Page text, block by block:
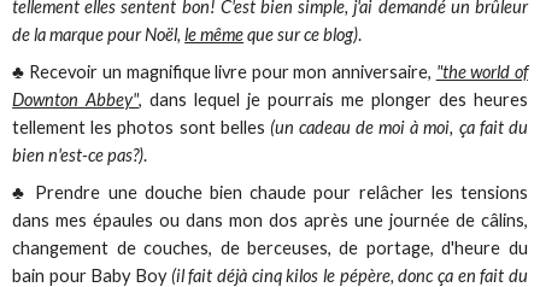
tellement elles sentent bon! C'est bien simple, j'ai demandé un brûleur
de la marque pour Noël,le mêmeque sur ce blog).
♣ Recevoir un magnifique livre pour mon anniversaire, "the world of
Downton Abbey", dans lequel je pourrais me plonger des heures
tellement les photos sont belles (un cadeau de moi à moi, ça fait du
bien n'est-ce pas?).
♣ Prendre une douche bien chaude pour relâcher les tensions
dans mes épaules ou dans mon dos après une journée de câlins,
changement de couches, de berceuses, de portage, d'heure du
bain pour Baby Boy(il fait déjà cinq kilos le pépère, donc ça en fait du